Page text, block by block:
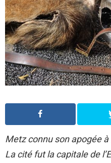
Metz connu son apogée
La cité fut la capitale de